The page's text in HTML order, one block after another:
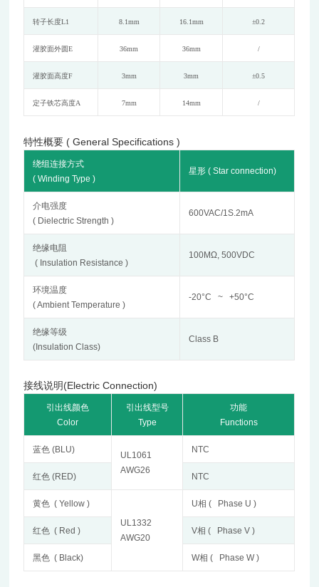
转子长度L1 8.1mm 16.1mm ±0.2
灌胶面外圆E 36mm 36mm /
灌胶面高度F 3mm 3mm ±0.5
定子铁芯高度A 7mm 14mm /
特性概要 ( General Specifications )
绕组连接方式
( Winding Type )
星形 ( Star connection)
介电强度
( Dielectric Strength )
600VAC/1S.2mA
绝缘电阻
( Insulation Resistance )
100MΩ, 500VDC
环境温度
( Ambient Temperature )
-20°C ~ +50°C
绝缘等级
(Insulation Class)
Class B
接线说明(Electric Connection)
引出线颜色
Color
引出线型号
Type
功能
Functions
蓝色 (BLU)
UL1061
AWG26
NTC
红色 (RED) NTC
黄色 ( Yellow )
UL1332
AWG20
U相 ( Phase U )
红色 ( Red ) V相 ( Phase V )
黑色 ( Black) W相 ( Phase W )